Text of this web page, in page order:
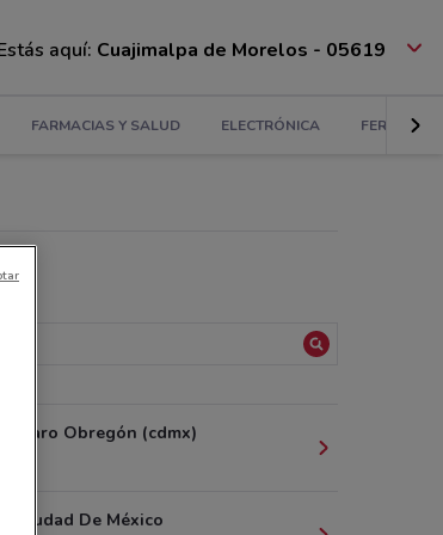
aquí: Cuajimalpa de Morelos - 05619
FARMACIAS Y SALUD ELECTRÓNICA
Álvaro Obregón (cdmx)
Ciudad De México